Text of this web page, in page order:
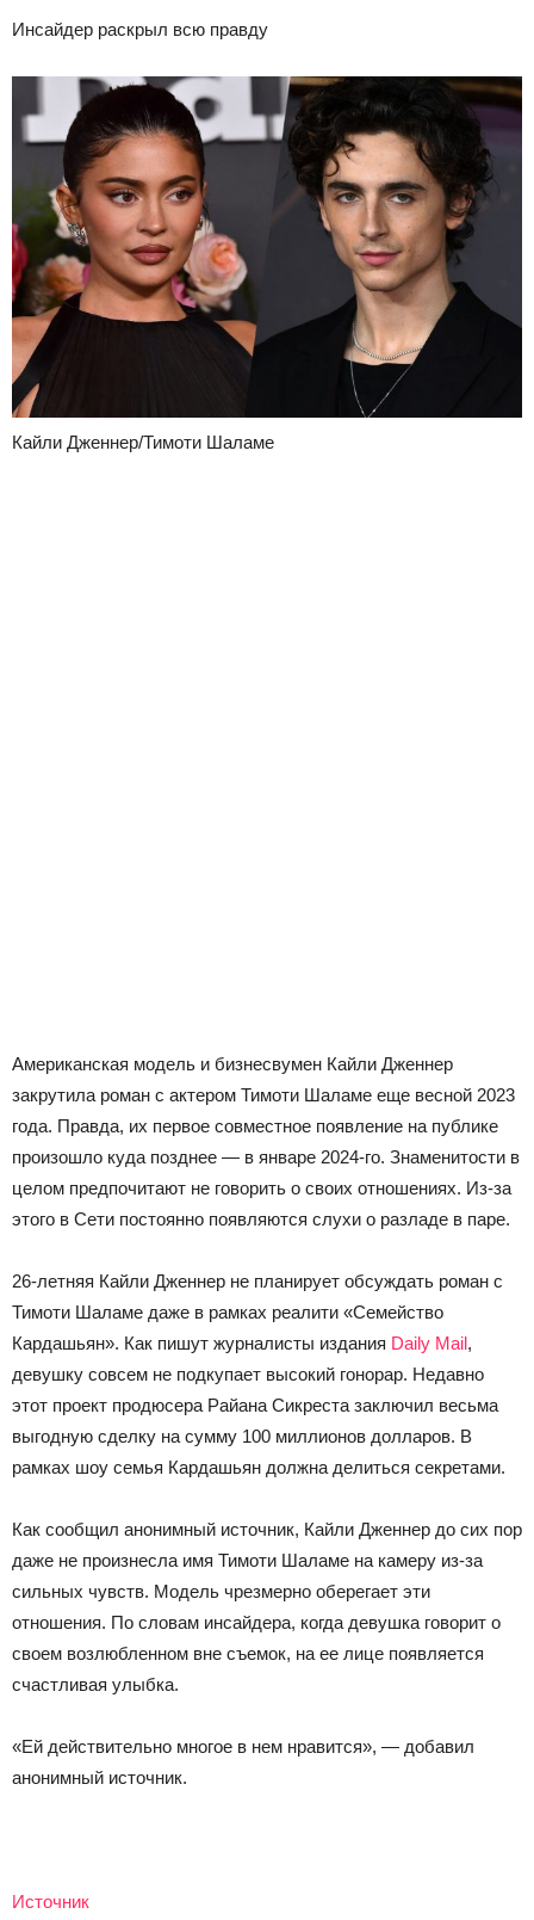
Инсайдер раскрыл всю правду
Кайли Дженнер/Тимоти Шаламе
Американская модель и бизнесвумен Кайли Дженнер
закрутила роман с актером Тимоти Шаламе еще весной 2023
года. Правда, их первое совместное появление на публике
произошло куда позднее — в январе 2024-го. Знаменитости в
целом предпочитают не говорить о своих отношениях. Из-за
этого в Сети постоянно появляются слухи о разладе в паре.
26-летняя Кайли Дженнер не планирует обсуждать роман с
Тимоти Шаламе даже в рамках реалити «Семейство
Кардашьян». Как пишут журналисты издания Daily Mail,
девушку совсем не подкупает высокий гонорар. Недавно
этот проект продюсера Райана Сикреста заключил весьма
выгодную сделку на сумму 100 миллионов долларов. В
рамках шоу семья Кардашьян должна делиться секретами.
Как сообщил анонимный источник, Кайли Дженнер до сих пор
даже не произнесла имя Тимоти Шаламе на камеру из-за
сильных чувств. Модель чрезмерно оберегает эти
отношения. По словам инсайдера, когда девушка говорит о
своем возлюбленном вне съемок, на ее лице появляется
счастливая улыбка.
«Ей действительно многое в нем нравится», — добавил
анонимный источник.
Источник